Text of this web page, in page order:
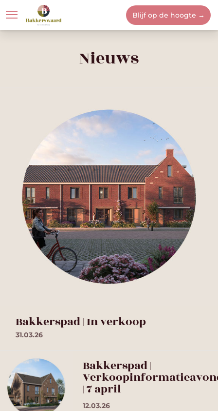
Blijf op de hoogte →
Nieuws
Bakkerspad | In verkoop
31.03.26
Bakkerspad |
| 7 april
12.03.26
Bakkerswaard